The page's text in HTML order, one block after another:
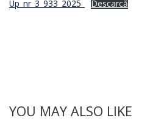
Up_nr_3_933_2025_ Descarcă
YOU MAY ALSO LIKE